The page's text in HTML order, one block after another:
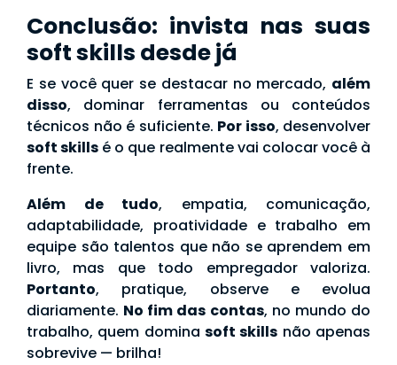
Conclusão: invista nas suas
soft skills desde já
E se você quer se destacar no mercado, além
disso, dominar ferramentas ou conteúdos
técnicos não é suficiente. Por isso, desenvolver
soft skills é o que realmente vai colocar você à
frente.
Além de tudo, empatia, comunicação,
adaptabilidade, proatividade e trabalho em
equipe são talentos que não se aprendem em
livro, mas que todo empregador valoriza.
Portanto, pratique, observe e evolua
diariamente. No fim das contas, no mundo do
trabalho, quem domina soft skills não apenas
sobrevive — brilha!